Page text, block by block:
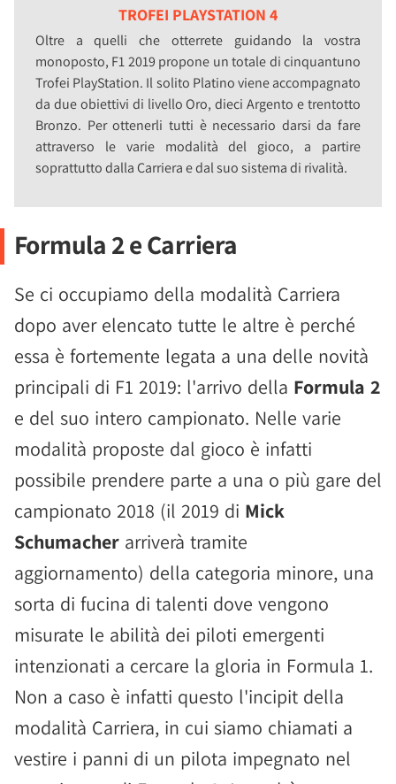
TROFEI PLAYSTATION 4
Oltre a quelli che otterrete guidando la vostra
monoposto, F1 2019 propone un totale di cinquantuno
Trofei PlayStation. Il solito Platino viene accompagnato
da due obiettivi di livello Oro, dieci Argento e trentotto
Bronzo. Per ottenerli tutti è necessario darsi da fare
attraverso le varie modalità del gioco, a partire
soprattutto dalla Carriera e dal suo sistema di rivalità.
Formula 2 e Carriera
Se ci occupiamo della modalità Carriera
dopo aver elencato tutte le altre è perché
essa è fortemente legata a una delle novità
principali di F1 2019: l'arrivo della Formula 2
e del suo intero campionato. Nelle varie
modalità proposte dal gioco è infatti
possibile prendere parte a una o più gare del
campionato 2018 (il 2019 di Mick
Schumacher arriverà tramite
aggiornamento) della categoria minore, una
sorta di fucina di talenti dove vengono
misurate le abilità dei piloti emergenti
intenzionati a cercare la gloria in Formula 1.
Non a caso è infatti questo l'incipit della
modalità Carriera, in cui siamo chiamati a
vestire i panni di un pilota impegnato nel